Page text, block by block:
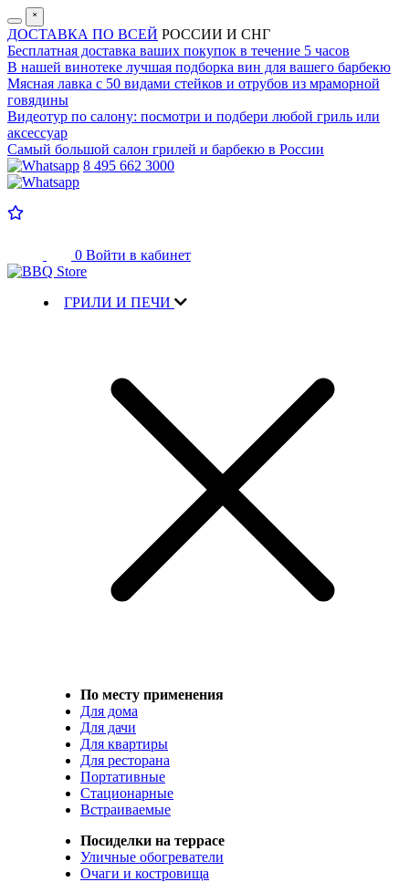
˟
ДОСТАВКА ПО ВСЕЙ РОССИИ И СНГ
Бесплатная доставка ваших покупок в течение 5 часов
В нашей винотеке лучшая подборка вин для вашего барбекю
Мясная лавка с 50 видами стейков и отрубов из мраморной
говядины
Видеотур по салону: посмотри и подбери любой гриль или
аксессуар
Самый большой салон грилей и барбекю в России
8 495 662 3000
0 Войти в кабинет
ГРИЛИ И ПЕЧИ
По месту применения
Для дома
Для дачи
Для квартиры
Для ресторана
Портативные
Стационарные
Встраиваемые
Посиделки на террасе
Уличные обогреватели
Очаги и костровища